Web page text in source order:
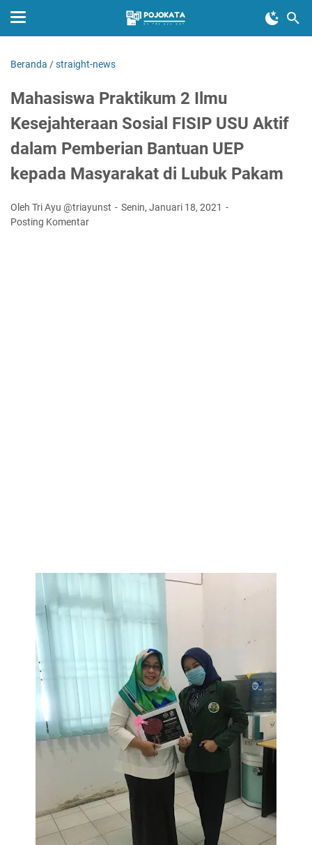
Beranda /straight-news
Mahasiswa Praktikum 2 Ilmu
Kesejahteraan Sosial FISIP USU Aktif
dalam Pemberian Bantuan UEP
kepada Masyarakat di Lubuk Pakam
Oleh Tri Ayu @triayunst
Senin, Januari 18, 2021
Posting Komentar